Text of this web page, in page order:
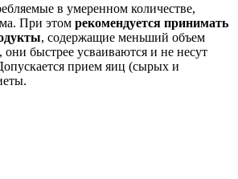
в умеренном количестве,
При этом рекомендуется принимать
, содержащие меньший объем
быстрее усваиваются и не несут
прием яиц (сырых и